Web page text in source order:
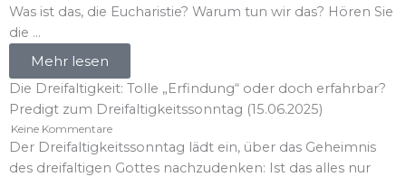
Was ist das, die Eucharistie? Warum tun wir das? Hören Sie
die ...
Mehr lesen
Die Dreifaltigkeit: Tolle „Erfindung“ oder doch erfahrbar?
Predigt zum Dreifaltigkeitssonntag (15.06.2025)
Keine Kommentare
Der Dreifaltigkeitssonntag lädt ein, über das Geheimnis
des dreifaltigen Gottes nachzudenken: Ist das alles nur